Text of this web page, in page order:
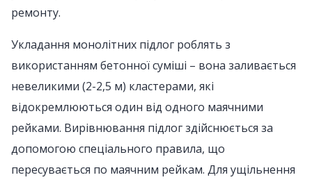
ремонту.
Укладання монолітних підлог роблять з
використанням бетонної суміші – вона заливається
невеликими (2-2,5 м) кластерами, які
відокремлюються один від одного маячними
рейками. Вирівнювання підлог здійснюється за
допомогою спеціального правила, що
пересувається по маячним рейкам. Для ущільнення